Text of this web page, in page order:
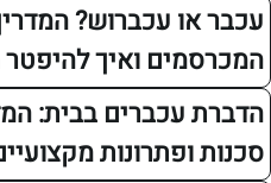
עכברוש? המדריך המלא
ואיך להיפטר מהם
בבית: המדריך
מקצועיים